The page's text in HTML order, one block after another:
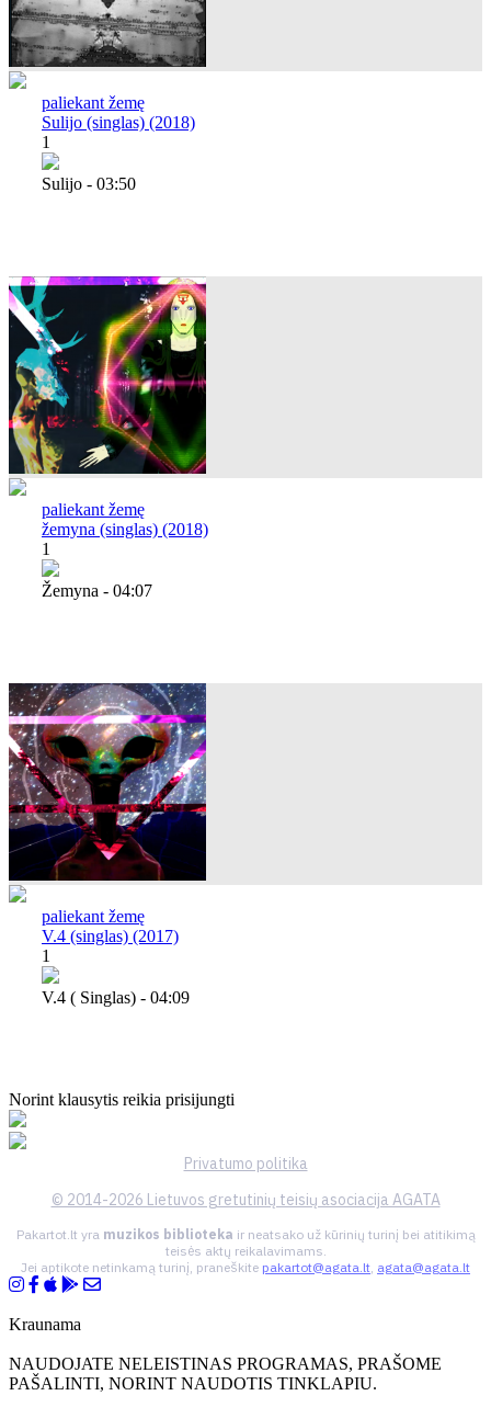
paliekant žemę
Sulijo (singlas) (2018)
1
Sulijo - 03:50
paliekant žemę
žemyna (singlas) (2018)
1
Žemyna - 04:07
paliekant žemę
V.4 (singlas) (2017)
1
V.4 ( Singlas) - 04:09
Norint klausytis reikia prisijungti
Privatumo politika
© 2014-2026 Lietuvos gretutinių teisių asociacija AGATA
Pakartot.lt yra muzikos biblioteka ir neatsako už kūrinių turinį bei atitikimą
teisės aktų reikalavimams.
Jei aptikote netinkamą turinį, praneškite pakartot@agata.lt agata@agata.lt
Kraunama
NAUDOJATE NELEISTINAS PROGRAMAS, PRAŠOME
PAŠALINTI, NORINT NAUDOTIS TINKLAPIU.